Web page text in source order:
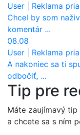
User
Reklama
Chcel by som
komentár ...
08.08
User
Reklama
A nakoniec sa ti
odbočiť, ...
Tip pre
Máte zaujímavý tip
a chcete sa s ním